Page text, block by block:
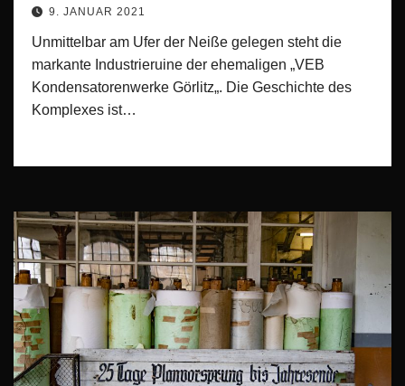
9. JANUAR 2021
Unmittelbar am Ufer der Neiße gelegen steht die
markante Industrieruine der ehemaligen „VEB
Kondensatorenwerke Görlitz„. Die Geschichte des
Komplexes ist…